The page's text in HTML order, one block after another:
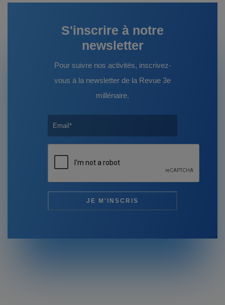
S'inscrire à notre
newsletter
Pour suivre nos activités, inscrivez-
vous à la newsletter de la Revue 3e
millénaire.